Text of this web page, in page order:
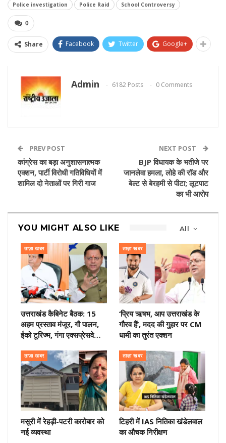
Police investigation
Police Raid School Controversy
0
Share Facebook Twitter Google+
Admin 6182 Posts 0 Comments
PREV POST
कांग्रेस का बड़ा अनुशासनात्मक
एक्शन, पार्टी विरोधी गतिविधियों में
शामिल दो नेताओं पर गिरी गाज
NEXT POST
BJP विधायक के भतीजे पर
जानलेवा हमला, लोहे की रॉड और
बेल्ट से बेरहमी से पीटा; लूटपाट
का भी आरोप
All
YOU MIGHT ALSO LIKE
ताज़ा खबर
उत्तराखंड कैबिनेट बैठक: 15
अहम प्रस्ताव मंजूर, गौ पालन,
ईको टूरिज्म, गंगा एक्सप्रेसवे…
ताज़ा खबर
‘प्रिय ऋषभ, आप उत्तराखंड के
गौरव हैं’, मदद की गुहार पर CM
धामी का तुरंत एक्शन
ताज़ा खबर
मसूरी में रेहड़ी-पटरी कारोबार को
नई व्यवस्था
ताज़ा खबर
टिहरी में IAS नितिका खंडेलवाल
का औचक निरीक्षण